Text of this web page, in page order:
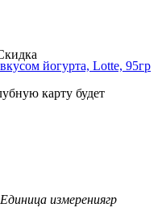
йогурта, Lotte, 95гр
карту будет
Единица измерениягр